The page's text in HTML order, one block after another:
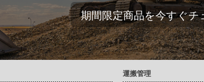
期間限定商品を今すぐチ
運搬管理